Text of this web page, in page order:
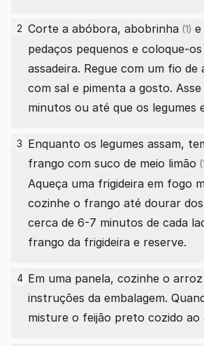
2 Corte a abóbora, abobrinha (1) e
pedaços pequenos e coloque-
assadeira. Regue com um fio
com sal e pimenta a gosto.
minutos ou até que os legumes
3 Enquanto os legumes assam,
frango com suco de meio limão
Aqueça uma frigideira em fogo
cozinhe o frango até dourar
cerca de 6-7 minutos de cada
frango da frigideira e reserve.
4 Em uma panela, cozinhe o
instruções da embalagem.
misture o feijão preto cozido ao